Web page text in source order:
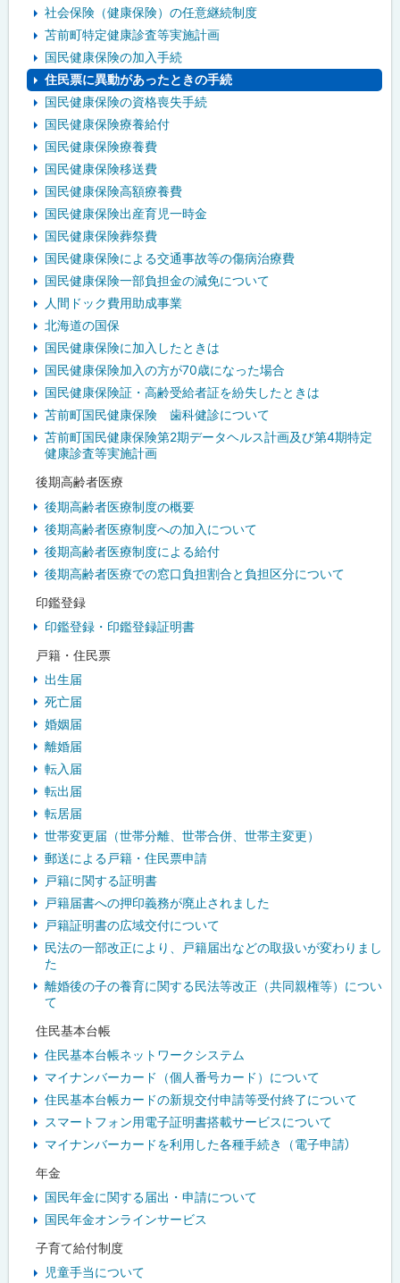
社会保険（健康保険）の任意継続制度
苫前町特定健康診査等実施計画
国民健康保険の加入手続
住民票に異動があったときの手続
国民健康保険の資格喪失手続
国民健康保険療養給付
国民健康保険療養費
国民健康保険移送費
国民健康保険高額療養費
国民健康保険出産育児一時金
国民健康保険葬祭費
国民健康保険による交通事故等の傷病治療費
国民健康保険一部負担金の減免について
人間ドック費用助成事業
北海道の国保
国民健康保険に加入したときは
国民健康保険加入の方が70歳になった場合
国民健康保険証・高齢受給者証を紛失したときは
苫前町国民健康保険 歯科健診について
苫前町国民健康保険第2期データヘルス計画及び第4期特定
健康診査等実施計画
後期高齢者医療
後期高齢者医療制度の概要
後期高齢者医療制度への加入について
後期高齢者医療制度による給付
後期高齢者医療での窓口負担割合と負担区分について
印鑑登録
印鑑登録・印鑑登録証明書
戸籍・住民票
出生届
死亡届
婚姻届
離婚届
転入届
転出届
転居届
世帯変更届（世帯分離、世帯合併、世帯主変更）
郵送による戸籍・住民票申請
戸籍に関する証明書
戸籍届書への押印義務が廃止されました
戸籍証明書の広域交付について
民法の一部改正により、戸籍届出などの取扱いが変わりまし
た
離婚後の子の養育に関する民法等改正（共同親権等）につい
て
住民基本台帳
住民基本台帳ネットワークシステム
マイナンバーカード（個人番号カード）について
住民基本台帳カードの新規交付申請等受付終了について
スマートフォン用電子証明書搭載サービスについて
マイナンバーカードを利用した各種手続き（電子申請）
年金
国民年金に関する届出・申請について
国民年金オンラインサービス
子育て給付制度
児童手当について